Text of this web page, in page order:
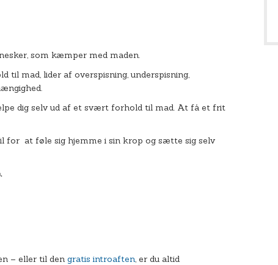
som kæmper med maden.
mad, lider af overspisning, underspisning,
dig selv ud af et svært forhold til mad. At få et frit
for at føle sig hjemme i sin krop og sætte sig selv
– eller til den gratis introaften, er du altid